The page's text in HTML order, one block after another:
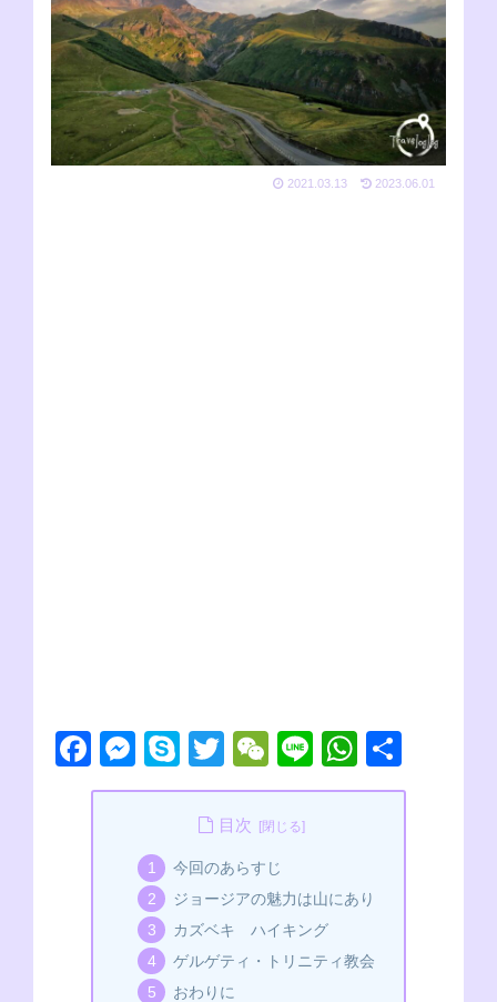
2021.03.13 2023.06.01
F
a
M
e
e
n
g
er
S
ky
p
e
T
wi
tt
er
W
e
C
h
at
Li
n
W
h
A
p
有
目次
今回のあらすじ
ジョージアの魅力は山にあり
カズベキ ハイキング
ゲルゲティ・トリニティ教会
おわりに